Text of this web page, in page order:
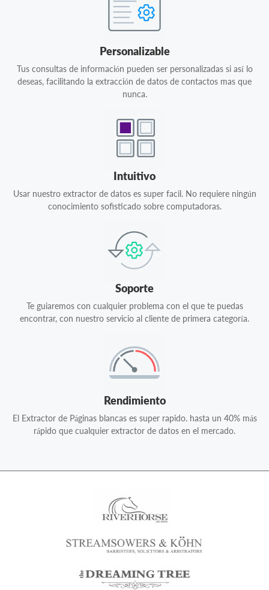
Personalizable
Tus consultas de información pueden ser personalizadas si así lo
deseas, facilitando la extracción de datos de contactos mas que
nunca.
Intuitivo
Usar nuestro extractor de datos es super facil. No requiere ningún
conocimiento sofisticado sobre computadoras.
Soporte
Te guiaremos con cualquier problema con el que te puedas
encontrar, con nuestro servicio al cliente de primera categoría.
Rendimiento
El Extractor de Páginas blancas es super rapido. hasta un 40% más
rápido que cualquier extractor de datos en el mercado.